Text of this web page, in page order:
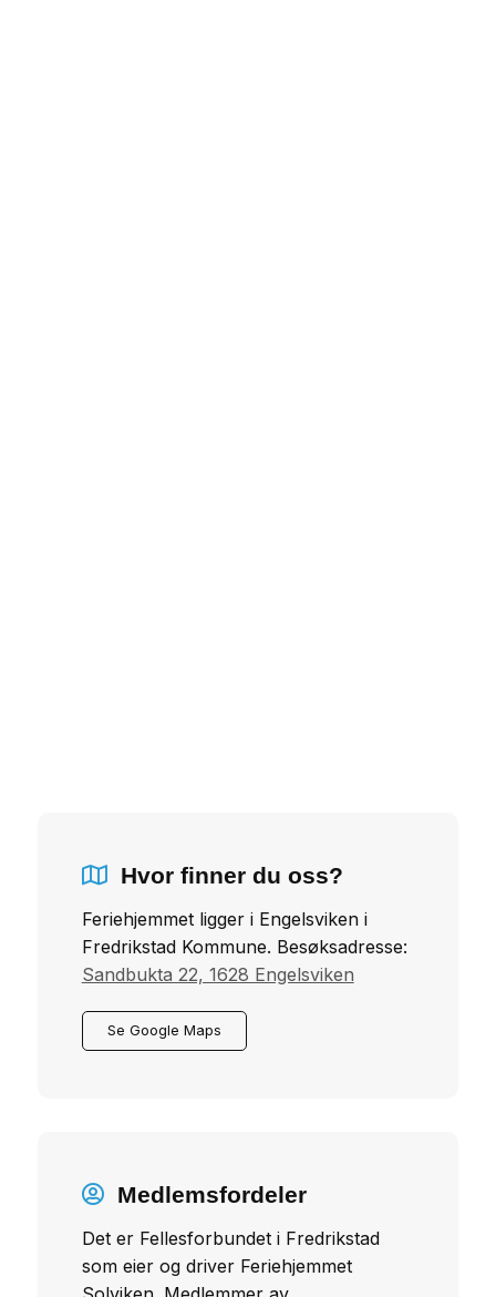
Hvor finner du oss?
Feriehjemmet ligger i Engelsviken i
Fredrikstad Kommune. Besøksadresse:
Sandbukta 22, 1628 Engelsviken
Se Google Maps
Medlemsfordeler
Det er Fellesforbundet i Fredrikstad
som eier og driver Feriehjemmet